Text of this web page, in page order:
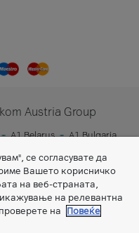
Austria Group
A1 Belarus
A1 Bulgaria
Digital
се согласувате да
Вашето корисничко
на веб-страната,
на релевантна
на
Повеќе